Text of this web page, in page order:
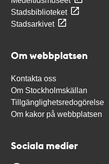
Stadsbiblioteket
Stadsarkivet
Om webbplatsen
Kontakta oss
Om Stockholmskällan
Tillgänglighetsredogörelse
Om kakor på webbplatsen
Sociala medier